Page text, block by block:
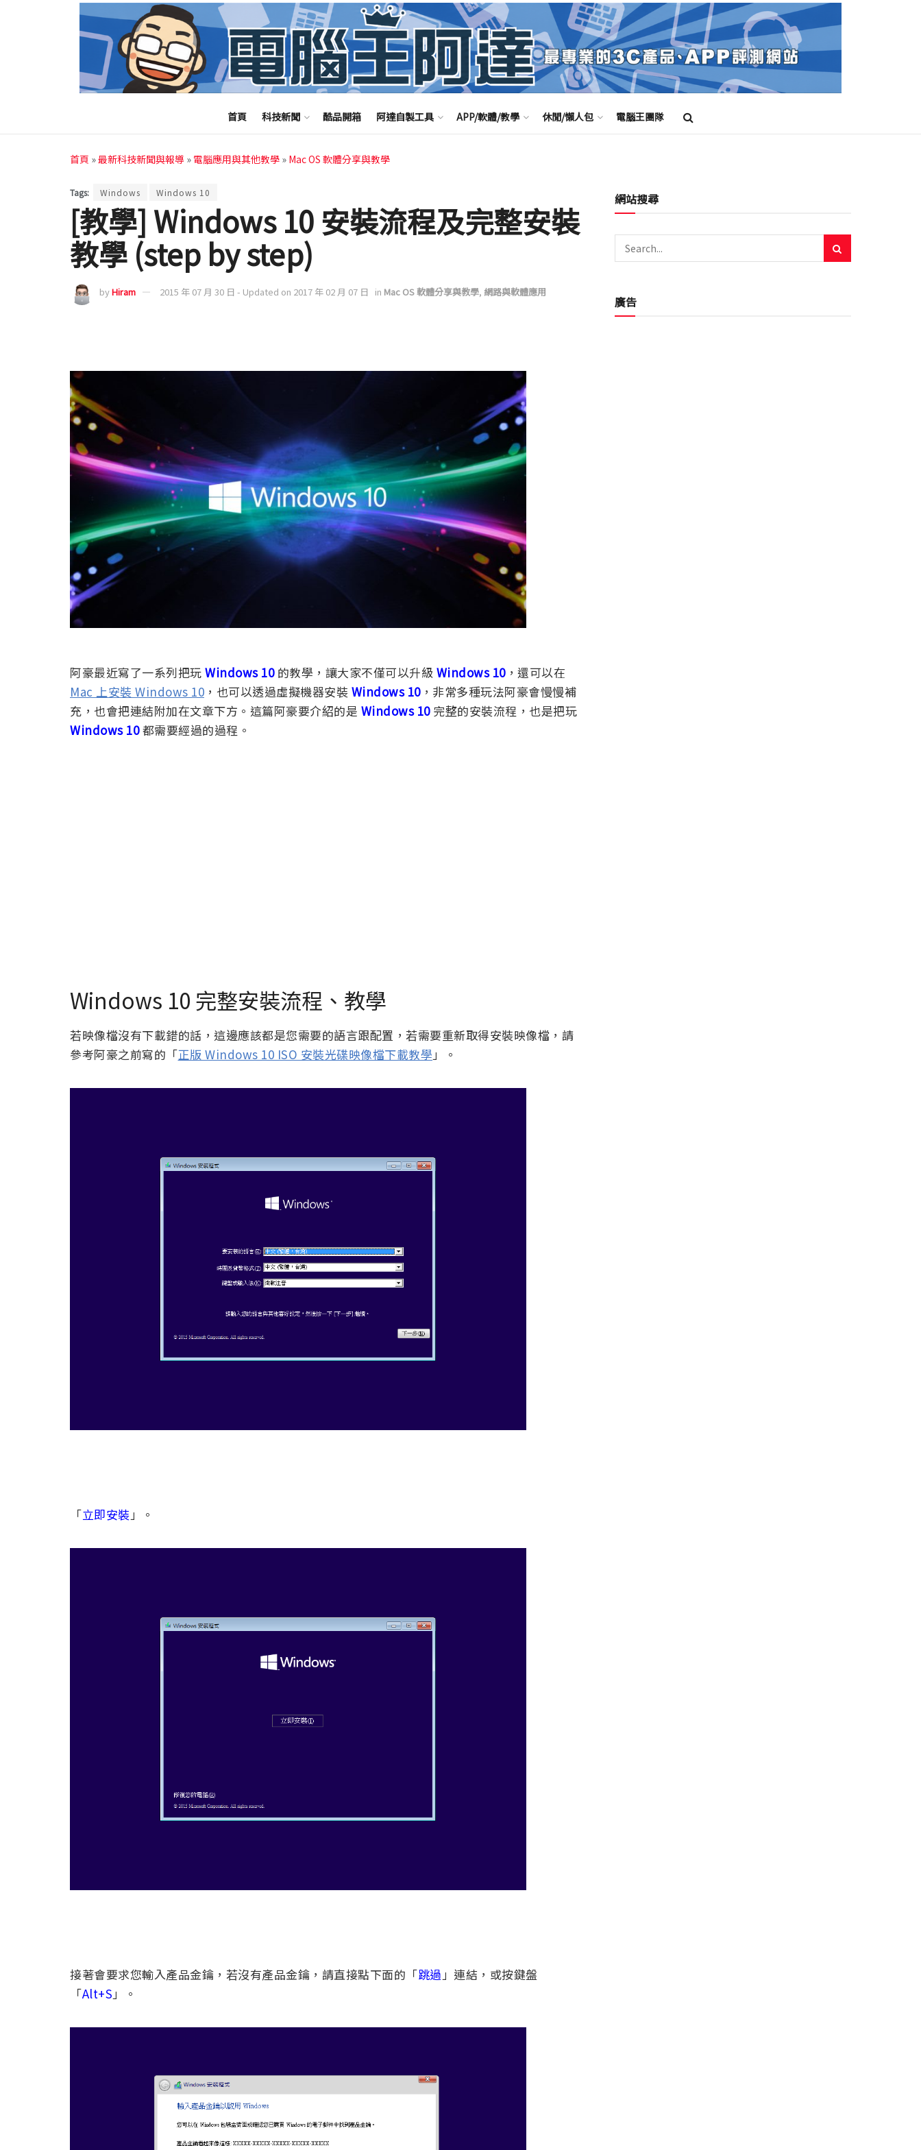
首頁 科技新聞 酷品開箱 阿達自製工具 APP/軟體/教學 休閒/懶人包 電腦王團隊
首頁 »最新科技新聞與報導 » 電腦應用與其他教學 » Mac OS 軟體分享與教學
Tags: Windows Windows 10
[教學] Windows 10 安裝流程及完整安裝
教學 (step by step)
byHiram 2015 年 07 月 30 日 - Updated on 2017 年 02 月 07 日 in Mac OS 軟體分享與教學, 網路與軟體應用
阿豪最近寫了一系列把玩 Windows 10的教學，讓大家不僅可以升級 Windows 10，還可以在
Mac 上安裝 Windows 10 ，也可以透過虛擬機器安裝 Windows 10，非常多種玩法阿豪會慢慢補
充，也會把連結附加在文章下方。這篇阿豪要介紹的是 Windows 10完整的安裝流程，也是把玩
Windows 10都需要經過的過程。
Windows 10 完整安裝流程、教學
若映像檔沒有下載錯的話，這邊應該都是您需要的語言跟配置，若需要重新取得安裝映像檔，請
參考阿豪之前寫的「正版 Windows 10 ISO 安裝光碟映像檔下載教學」。
「立即安裝」。
接著會要求您輸入產品金鑰，若沒有產品金鑰，請直接點下面的「跳過」連結，或按鍵盤
「Alt+S」。
網站搜尋
廣告